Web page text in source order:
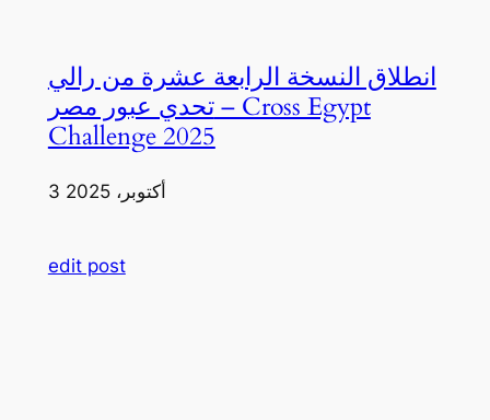
انطلاق النسخة الرابعة عشرة من رالي
تحدي عبور مصر – Cross Egypt
Challenge 2025
3 أكتوبر، 2025
edit post